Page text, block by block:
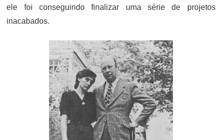
ele foi conseguindo finalizar uma série de projetos
inacabados.